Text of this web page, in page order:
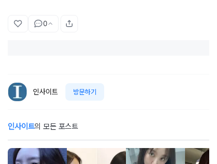
0
인사이트 방문하기
인사이트의 모든 포스트